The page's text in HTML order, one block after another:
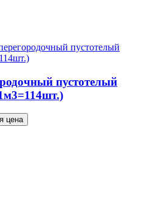
пустотелый
цена